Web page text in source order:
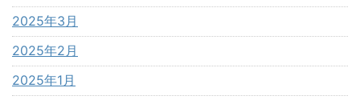
2025年3月
2025年2月
2025年1月